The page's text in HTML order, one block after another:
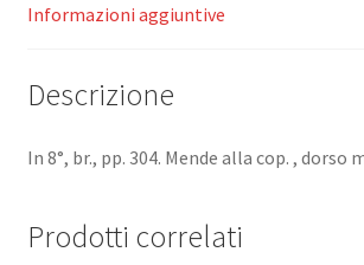
Informazioni aggiuntive
Descrizione
In 8°, br., pp. 304. Mende alla cop. , dorso
Prodotti correlati